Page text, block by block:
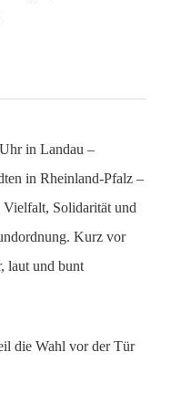
in Landau –
in Rheinland-Pfalz –
Vielfalt, Solidarität und
Kurz vor
laut und bunt
die Wahl vor der Tür